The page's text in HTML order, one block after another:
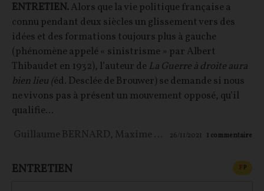
ENTRETIEN.Alors que la vie politique française a
connu pendant deux siècles un glissement vers des
idées et des formations toujours plus à gauche
(phénomène appelé « sinistrisme » par Albert
Thibaudet en 1932), l’auteur de La Guerre à droite aura
bien lieu (éd. Desclée de Brouwer) se demande si nous
ne vivons pas à présent un mouvement opposé, qu’il
qualifie...
Guillaume BERNARD, Maxime LE NAGARD 26/11/2021 1 commentaire
ENTRETIEN FP